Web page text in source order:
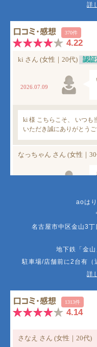
詳
aoは
名古屋市中区金山3
地下鉄「金
駐車場/店舗前に2台有（
詳